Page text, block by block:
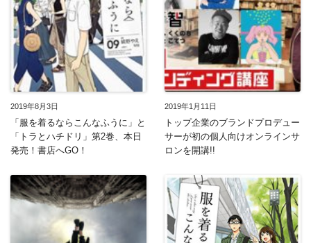
2019年8月3日
「服を着るならこんなふうに」と
「トラとハチドリ」第2巻、本日
発売！書店へGO！
2019年1月11日
トップ企業のブランドプロデュー
サーが初の個人向けオンラインサ
ロンを開講!!